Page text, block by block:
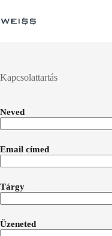
Kapcsolattartás
Neved
Email címed
Tárgy
Üzeneted